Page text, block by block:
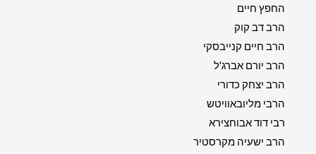
החפץ חיים
הרב דב קוק
הרב חיים קנייבסקי
הרב יורם אברג'ל
הרב יצחק כדורי
הרבי מליובאוויטש
רבי דוד אבוחצירא
הרב ישעיה מקרסטיר